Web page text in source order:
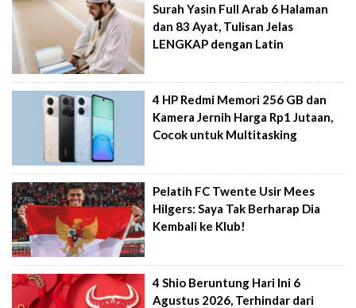
Surah Yasin Full Arab 6 Halaman
dan 83 Ayat, Tulisan Jelas
LENGKAP dengan Latin
4 HP Redmi Memori 256 GB dan
Kamera Jernih Harga Rp1 Jutaan,
Cocok untuk Multitasking
Pelatih FC Twente Usir Mees
Hilgers: Saya Tak Berharap Dia
Kembali ke Klub!
4 Shio Beruntung Hari Ini 6
Agustus 2026, Terhindar dari